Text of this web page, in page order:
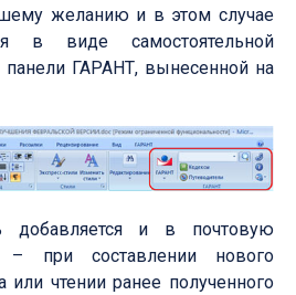
желанию и в этом случае
в виде самостоятельной
ГАРАНТ, вынесенной на
добавляется и в почтовую
– при составлении нового
или чтении ранее полученного